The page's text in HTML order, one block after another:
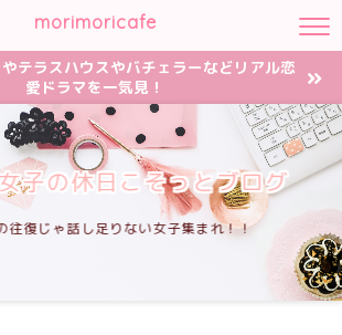
morimoricafe
テラスハウスやバチェラーなどリアル恋
愛ドラマを一気見！
子の休日こそっとブログ
往復じゃ話し足りない女子集まれ！！